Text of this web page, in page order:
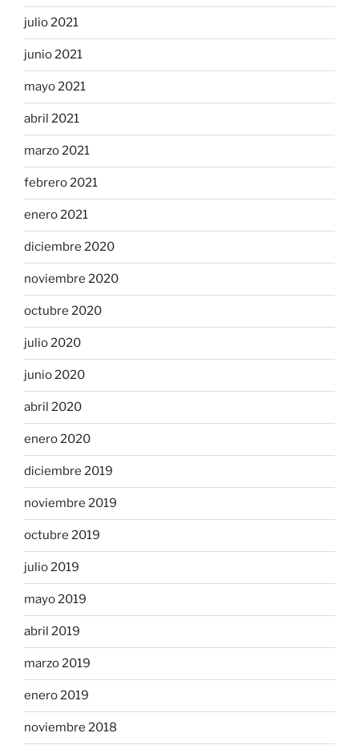
julio 2021
junio 2021
mayo 2021
abril 2021
marzo 2021
febrero 2021
enero 2021
diciembre 2020
noviembre 2020
octubre 2020
julio 2020
junio 2020
abril 2020
enero 2020
diciembre 2019
noviembre 2019
octubre 2019
julio 2019
mayo 2019
abril 2019
marzo 2019
enero 2019
noviembre 2018